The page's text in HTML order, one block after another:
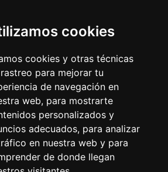
cookies
cookies y otras técnicas
para mejorar tu
de navegación en
web, para mostrarte
personalizados y
adecuados, para analizar
en nuestra web y para
de donde llegan